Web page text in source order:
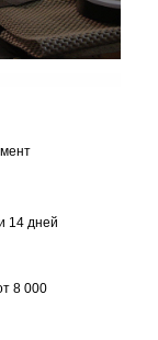
14 дней
8 000